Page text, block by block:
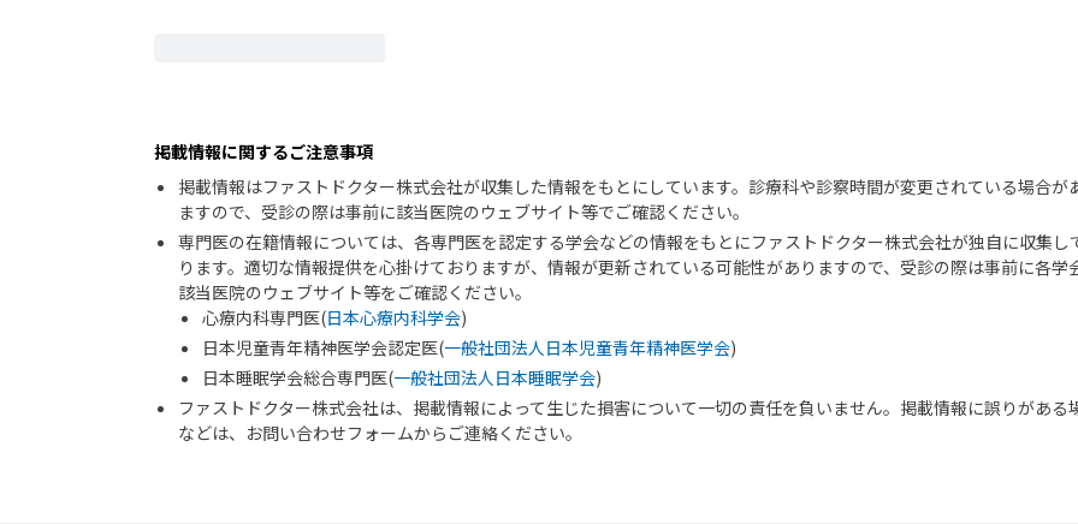
掲載情報に関するご注意事項
掲載情報はファストドクター株式会社が収集した情報をもとにしています。診療科や診察時間が変更されている場合が
ますので、受診の際は事前に該当医院のウェブサイト等でご確認ください。
専門医の在籍情報については、各専門医を認定する学会などの情報をもとにファストドクター株式会社が独自に収集し
ります。適切な情報提供を心掛けておりますが、情報が更新されている可能性がありますので、受診の際は事前に各学
該当医院のウェブサイト等をご確認ください。
心療内科専門医(日本心療内科学会)
日本児童青年精神医学会認定医(一般社団法人日本児童青年精神医学会)
日本睡眠学会総合専門医(一般社団法人日本睡眠学会)
ファストドクター株式会社は、掲載情報によって生じた損害について一切の責任を負いません。掲載情報に誤りがある
などは、お問い合わせフォームからご連絡ください。